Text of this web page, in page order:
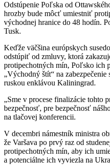
Odstúpenie Poľska od
hrozby bude môcť umiestniť
východnej hranice do 48 hodín.
Tusk.
Keďže väčšina európskych
odstúpiť od zmluvy, ktorá
protipechotných mín, Poľsko ich
„Východný štít“ na
ruskou enklávou Kaliningrad.
„Sme v procese finalizácie tohto
bezpečnosť, pre bezpečnosť
na tlačovej konferencii.
V decembri námestník ministra
že Varšava po prvý raz od
protipechotných mín, aby ich
a potenciálne ich vyviezla na